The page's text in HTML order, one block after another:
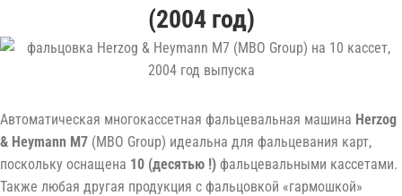
(2004 год)
Автоматическая многокассетная фальцевальная машина Herzog
& Heymann M7 (MBO Group) идеальна для фальцевания карт,
поскольку оснащена 10 (десятью !) фальцевальными кассетами.
Также любая другая продукция с фальцовкой «гармошкой»